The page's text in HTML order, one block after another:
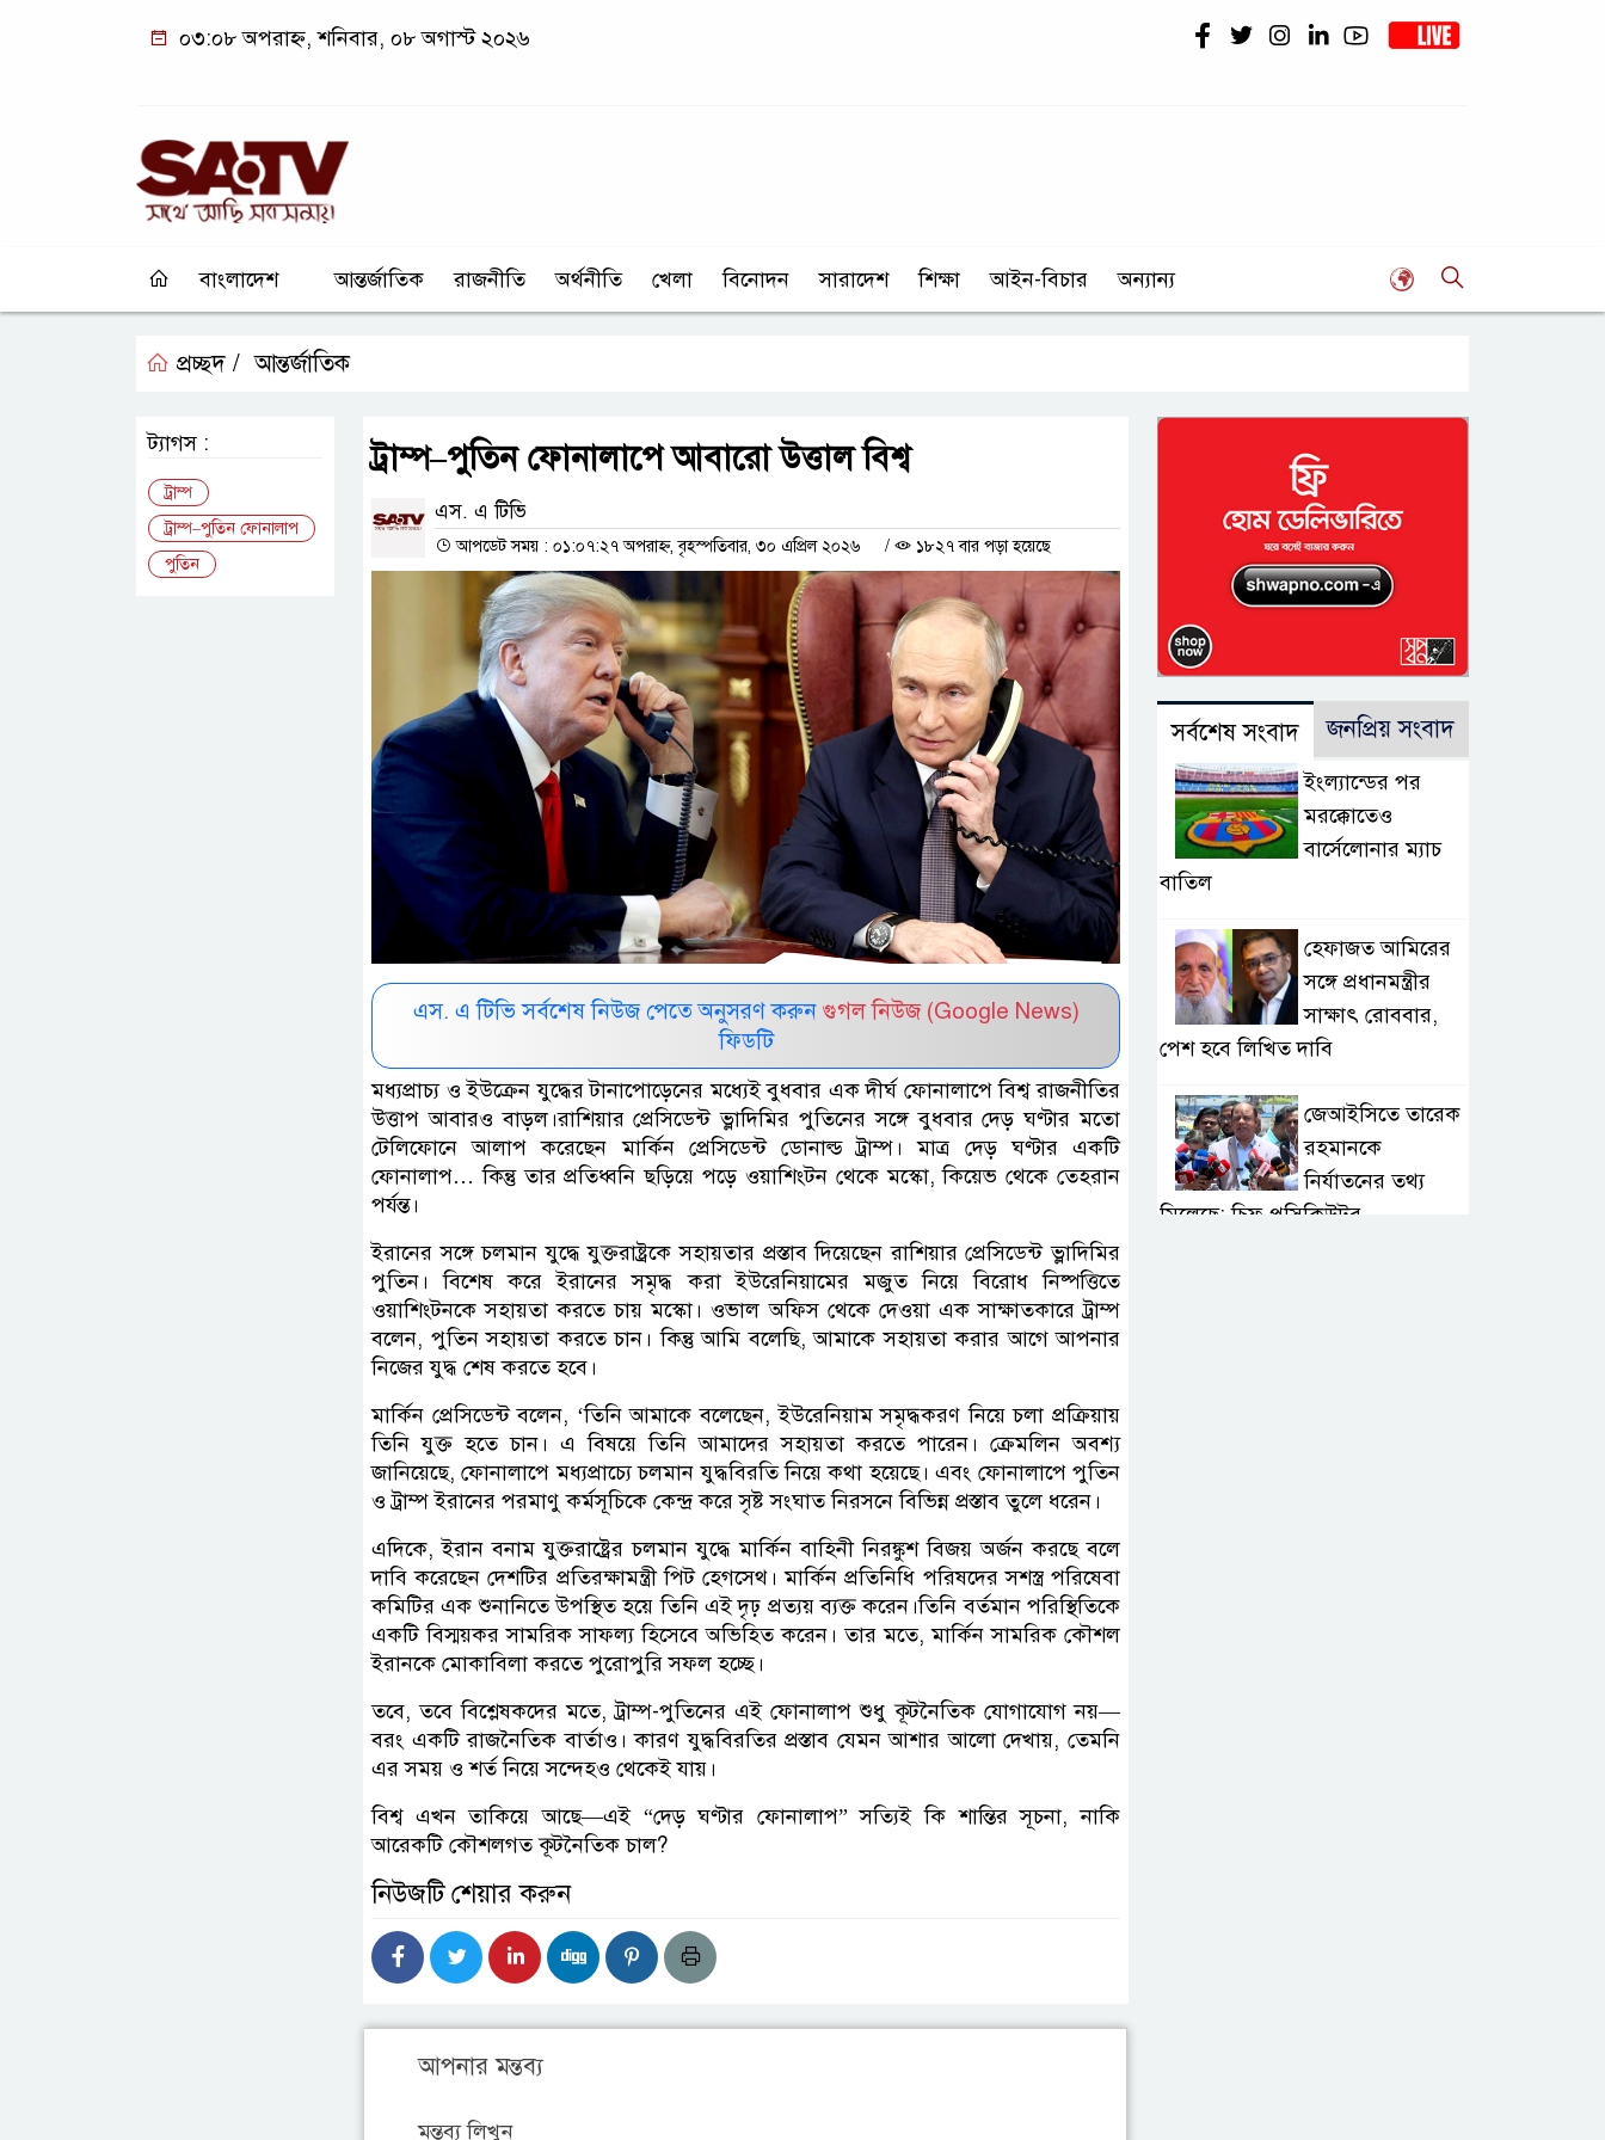
০৩:০৮ অপরাহ্ন, শনিবার, ০৮ অগাস্ট ২০২৬
বাংলাদেশ আন্তর্জাতিক রাজনীতি অর্থনীতি খেলা বিনোদন সারাদেশ শিক্ষা আইন-বিচার অন্যান্য
প্রচ্ছদ / আন্তর্জাতিক
ট্রাম্প–পুতিন ফোনালাপে আবারো উত্তাল বিশ্ব
এস. এ টিভি
আপডেট সময় : ০১:০৭:২৭ অপরাহ্ন, বৃহস্পতিবার, ৩০ এপ্রিল ২০২৬ / ১৮২৭ বার পড়া হয়েছে
এস. এ টিভি সর্বশেষ নিউজ পেতে অনুসরণ করুন গুগল নিউজ (Google News)
ফিডটি
মধ্যপ্রাচ্য ও ইউক্রেন যুদ্ধের টানাপোড়েনের মধ্যেই বুধবার এক দীর্ঘ ফোনালাপে বিশ্ব রাজনীতির
উত্তাপ আবারও বাড়ল।রাশিয়ার প্রেসিডেন্ট ভ্লাদিমির পুতিনের সঙ্গে বুধবার দেড় ঘণ্টার মতো
টেলিফোনে আলাপ করেছেন মার্কিন প্রেসিডেন্ট ডোনাল্ড ট্রাম্প। মাত্র দেড় ঘণ্টার একটি
ফোনালাপ… কিন্তু তার প্রতিধ্বনি ছড়িয়ে পড়ে ওয়াশিংটন থেকে মস্কো, কিয়েভ থেকে তেহরান
পর্যন্ত।
ইরানের সঙ্গে চলমান যুদ্ধে যুক্তরাষ্ট্রকে সহায়তার প্রস্তাব দিয়েছেন রাশিয়ার প্রেসিডেন্ট ভ্লাদিমির
পুতিন। বিশেষ করে ইরানের সমৃদ্ধ করা ইউরেনিয়ামের মজুত নিয়ে বিরোধ নিষ্পত্তিতে
ওয়াশিংটনকে সহায়তা করতে চায় মস্কো। ওভাল অফিস থেকে দেওয়া এক সাক্ষাতকারে ট্রাম্প
বলেন, পুতিন সহায়তা করতে চান। কিন্তু আমি বলেছি, আমাকে সহায়তা করার আগে আপনার
নিজের যুদ্ধ শেষ করতে হবে।
মার্কিন প্রেসিডেন্ট বলেন, ‘তিনি আমাকে বলেছেন, ইউরেনিয়াম সমৃদ্ধকরণ নিয়ে চলা প্রক্রিয়ায়
তিনি যুক্ত হতে চান। এ বিষয়ে তিনি আমাদের সহায়তা করতে পারেন। ক্রেমলিন অবশ্য
জানিয়েছে, ফোনালাপে মধ্যপ্রাচ্যে চলমান যুদ্ধবিরতি নিয়ে কথা হয়েছে। এবং ফোনালাপে পুতিন
ও ট্রাম্প ইরানের পরমাণু কর্মসূচিকে কেন্দ্র করে সৃষ্ট সংঘাত নিরসনে বিভিন্ন প্রস্তাব তুলে ধরেন।
এদিকে, ইরান বনাম যুক্তরাষ্ট্রের চলমান যুদ্ধে মার্কিন বাহিনী নিরঙ্কুশ বিজয় অর্জন করছে বলে
দাবি করেছেন দেশটির প্রতিরক্ষামন্ত্রী পিট হেগসেথ। মার্কিন প্রতিনিধি পরিষদের সশস্ত্র পরিষেবা
কমিটির এক শুনানিতে উপস্থিত হয়ে তিনি এই দৃঢ় প্রত্যয় ব্যক্ত করেন।তিনি বর্তমান পরিস্থিতিকে
একটি বিস্ময়কর সামরিক সাফল্য হিসেবে অভিহিত করেন। তার মতে, মার্কিন সামরিক কৌশল
ইরানকে মোকাবিলা করতে পুরোপুরি সফল হচ্ছে।
তবে, তবে বিশ্লেষকদের মতে, ট্রাম্প-পুতিনের এই ফোনালাপ শুধু কূটনৈতিক যোগাযোগ নয়—
বরং একটি রাজনৈতিক বার্তাও। কারণ যুদ্ধবিরতির প্রস্তাব যেমন আশার আলো দেখায়, তেমনি
এর সময় ও শর্ত নিয়ে সন্দেহও থেকেই যায়।
বিশ্ব এখন তাকিয়ে আছে—এই “দেড় ঘণ্টার ফোনালাপ” সত্যিই কি শান্তির সূচনা, নাকি
আরেকটি কৌশলগত কূটনৈতিক চাল?
নিউজটি শেয়ার করুন
আপনার মন্তব্য
মন্তব্য লিখুন
ট্যাগস :
ট্রাম্প
ট্রাম্প–পুতিন ফোনালাপ
পুতিন
সর্বশেষ সংবাদ জনপ্রিয় সংবাদ
ইংল্যান্ডের পর
মরক্কোতেও
বার্সেলোনার ম্যাচ
বাতিল
হেফাজত আমিরের
সঙ্গে প্রধানমন্ত্রীর
সাক্ষাৎ রোববার,
পেশ হবে লিখিত দাবি
জেআইসিতে তারেক
রহমানকে
নির্যাতনের তথ্য
মিলেছে: চিফ প্রসিকিউটর